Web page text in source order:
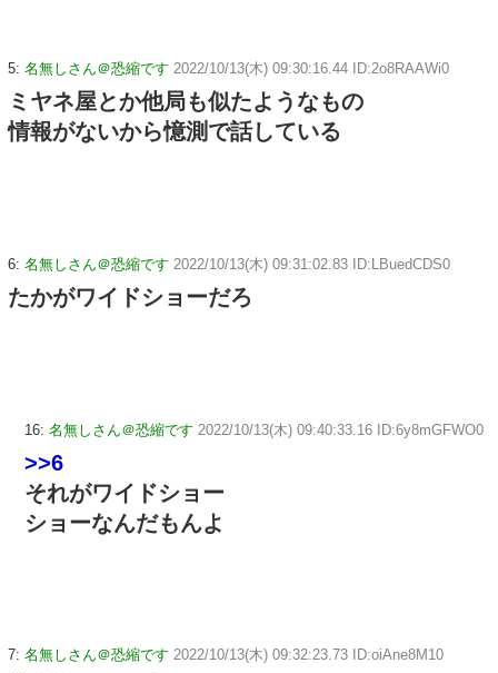
5: 名無しさん＠恐縮です 2022/10/13(木) 09:30:16.44 ID:2o8RAAWi0
ミヤネ屋とか他局も似たようなもの
情報がないから憶測で話している
6: 名無しさん＠恐縮です 2022/10/13(木) 09:31:02.83 ID:LBuedCDS0
たかがワイドショーだろ
16: 名無しさん＠恐縮です 2022/10/13(木) 09:40:33.16 ID:6y8mGFWO0
>>6
それがワイドショー
ショーなんだもんよ
7: 名無しさん＠恐縮です 2022/10/13(木) 09:32:23.73 ID:oiAne8M10